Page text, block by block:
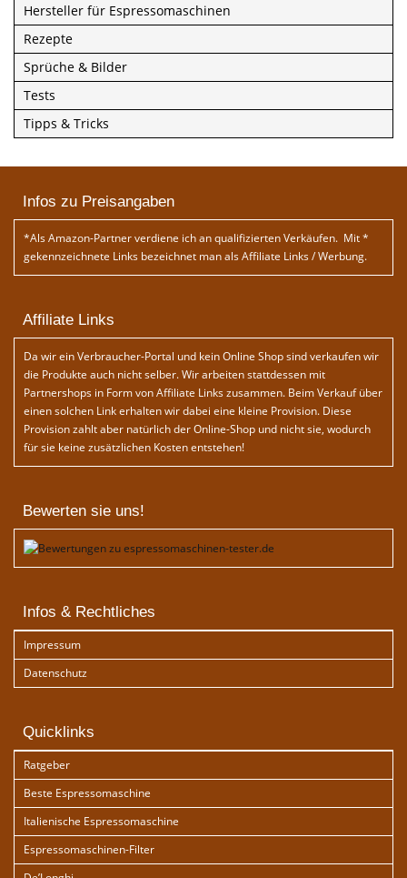
Hersteller für Espressomaschinen
Rezepte
Sprüche & Bilder
Tests
Tipps & Tricks
Infos zu Preisangaben
*Als Amazon-Partner verdiene ich an qualifizierten Verkäufen. Mit *
gekennzeichnete Links bezeichnet man als Affiliate Links / Werbung.
Affiliate Links
Da wir ein Verbraucher-Portal und kein Online Shop sind verkaufen wir
die Produkte auch nicht selber. Wir arbeiten stattdessen mit
Partnershops in Form von Affiliate Links zusammen. Beim Verkauf über
einen solchen Link erhalten wir dabei eine kleine Provision. Diese
Provision zahlt aber natürlich der Online-Shop und nicht sie, wodurch
für sie keine zusätzlichen Kosten entstehen!
Bewerten sie uns!
Infos & Rechtliches
Impressum
Datenschutz
Quicklinks
Ratgeber
Beste Espressomaschine
Italienische Espressomaschine
Espressomaschinen-Filter